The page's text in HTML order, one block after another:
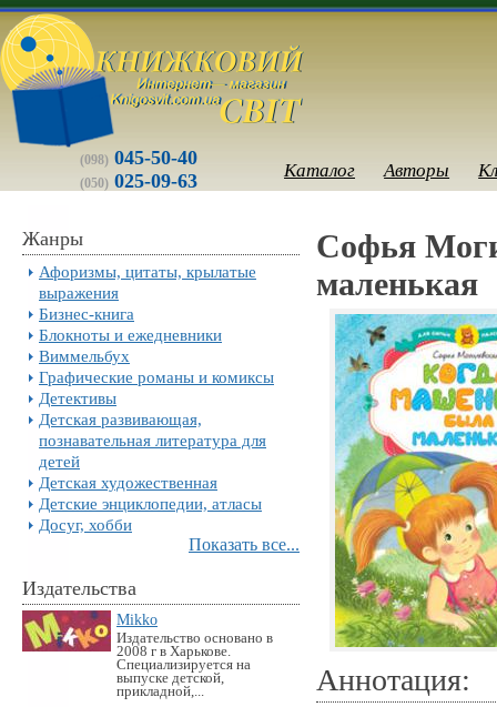
(098) 045-50-40
(050) 025-09-63 Каталог Авторы
Жанры
Афоризмы, цитаты, крылатые
выражения
Бизнес-книга
Блокноты и ежедневники
Виммельбух
Графические романы и комиксы
Детективы
Детская развивающая,
познавательная литература для
детей
Детская художественная
Детские энциклопедии, атласы
Досуг, хобби
Показать все...
Издательства
Mikko
Издательство основано в
2008 г в Харькове.
Специализируется на
выпуске детской,
прикладной,...
Софья
маленькая
Аннотация: